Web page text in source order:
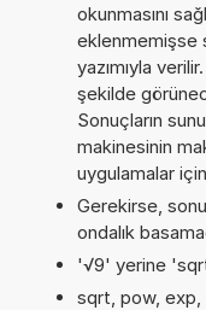
okunmasını
eklenmemişse
yazımıyla
şekilde
Sonuçların
makinesinin
uygulamalar
Gerekirse,
ondalık
'√9' yerine
sqrt, pow, exp,